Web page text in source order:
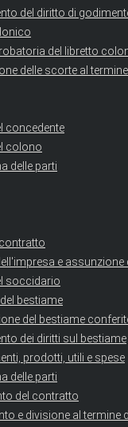
del diritto di
del libretto
delle scorte al
concedente
colono
delle parti
e
soccidario
bestiame
del bestiame
dei diritti sul bestiame
prodotti, utili e spese
delle parti
del contratto
e divisione al termine